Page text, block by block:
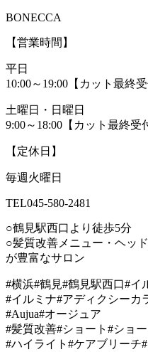
BONECCA
【営業時間】
平日
10:00～19:00【カット最終受
土曜日・日曜日
9:00～18:00【カット最終受
【定休日】
毎週火曜日
TEL045-580-2481
○鶴見駅西口より徒歩5分
○髪質改善メニュー・ヘッ
が豊富なサロン
#横浜#鶴見#鶴見駅西口#イ
#イルミナ#アディクシーカ
#Aujua#オージュア
#髪質改善#ショート#ショ
#ハイライト#ケアブリーチ